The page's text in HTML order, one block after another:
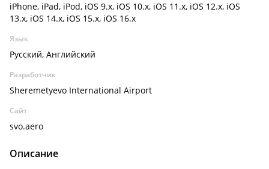
iPhone, iPad, iPod, iOS 9.x, iOS 10.x, iOS 11.x, iOS 12.x, iOS
13.x, iOS 14.x, iOS 15.x, iOS 16.x
Язык
Русский, Английский
Разработчик
Sheremetyevo International Airport
Сайт
svo.aero
Описание